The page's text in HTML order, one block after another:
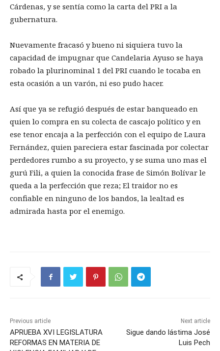
Cárdenas, y se sentía como la carta del PRI a la
gubernatura.
Nuevamente fracasó y bueno ni siquiera tuvo la
capacidad de impugnar que Candelaria Ayuso se haya
robado la plurinominal 1 del PRI cuando le tocaba en
esta ocasión a un varón, ni eso pudo hacer.
Así que ya se refugió después de estar banqueado en
quien lo compra en su colecta de cascajo político y en
ese tenor encaja a la perfección con el equipo de Laura
Fernández, quien pareciera estar fascinada por colectar
perdedores rumbo a su proyecto, y se suma uno mas el
gurú Fili, a quien la conocida frase de Simón Bolívar le
queda a la perfección que reza; El traidor no es
confiable en ninguno de los bandos, la lealtad es
admirada hasta por el enemigo.
Previous article
APRUEBA XVI LEGISLATURA
REFORMAS EN MATERIA DE
Next article
Sigue dando lástima José
Luis Pech